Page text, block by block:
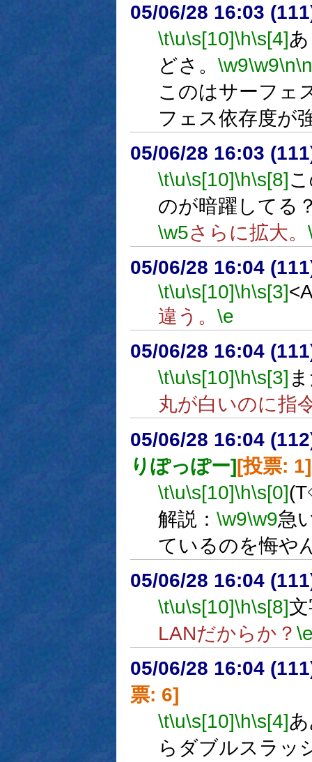
05/06/28 16:03
\t\u\s[10]\h\s[4]
どさ。 \w9\w9\n\n
このはサーフェ
フェス依存度が
05/06/28 16:03
\t\u\s[10]\h\s[8]
のが暗躍してる
\w5さらに拡大。
05/06/28 16:04
\t\u\s[10]\h\s[3]
違う。 \e
05/06/28 16:04
\t\u\s[10]\h\s[3]
丸が白いのに指
05/06/28 16:04
りぽっぽー][投票: 1]
\t\u\s[10]\h\s[0]
解説： \w9\w9急
ているのを悔や
05/06/28 16:04
\t\u\s[10]\h\s[8]
LANだからか？
05/06/28 16:04
票: 6]
\t\u\s[10]\h\s[4]
らダブルスラッ